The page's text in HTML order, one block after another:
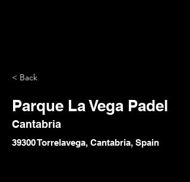
< Back
Parque La Vega Padel
Cantabria
39300 Torrelavega, Cantabria, Spain